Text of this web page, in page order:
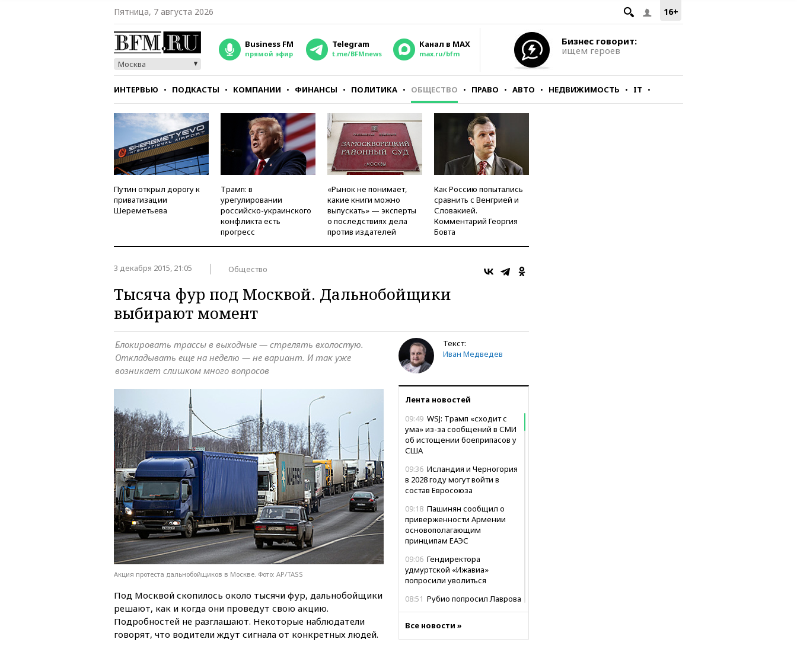
16+
Пятница, 7 августа 2026
Москва
Business FM
прямой эфир
Telegram
t.me/BFMnews
Канал в MAX
max.ru/bfm
Бизнес говорит:
ищем героев
ИНТЕРВЬЮ ПОДКАСТЫ КОМПАНИИ ФИНАНСЫ ПОЛИТИКА ОБЩЕСТВО ПРАВО АВТО НЕДВИЖИМОСТЬ IT
СТИЛЬ ТЕСТЫ
Путин открыл дорогу к
приватизации
Шереметьева
Трамп: в
урегулировании
российско-украинского
конфликта есть
прогресс
«Рынок не понимает,
какие книги можно
выпускать» — эксперты
о последствиях дела
против издателей
Как Россию попытались
сравнить с Венгрией и
Словакией.
Комментарий Георгия
Бовта
3 декабря 2015, 21:05 Общество
Тысяча фур под Москвой. Дальнобойщики
выбирают момент
Текст:
Иван Медведев
Лента новостей
09:49 WSJ: Трамп «сходит с
ума» из-за сообщений в СМИ
об истощении боеприпасов у
США
09:36 Исландия и Черногория
в 2028 году могут войти в
состав Евросоюза
09:18 Пашинян сообщил о
приверженности Армении
основополагающим
принципам ЕАЭС
09:06 Гендиректора
удмуртской «Ижавиа»
попросили уволиться
08:51 Рубио попросил Лаврова
осужденного в России
Все новости »
Блокировать трассы в выходные — стрелять вхолостую.
Откладывать еще на неделю — не вариант. И так уже
возникает слишком много вопросов
Акция протеста дальнобойщиков в Москве. Фото: AP/TASS
Под Москвой скопилось около тысячи фур, дальнобойщики
решают, как и когда они проведут свою акцию.
Подробностей не разглашают. Некоторые наблюдатели
говорят, что водители ждут сигнала от конкретных людей.